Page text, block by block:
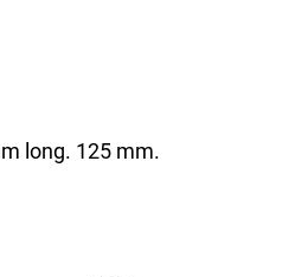
long. 125 mm.